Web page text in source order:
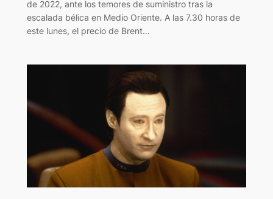
de 2022, ante los temores de suministro tras la
escalada bélica en Medio Oriente. A las 7.30 horas de
este lunes, el precio de Brent…